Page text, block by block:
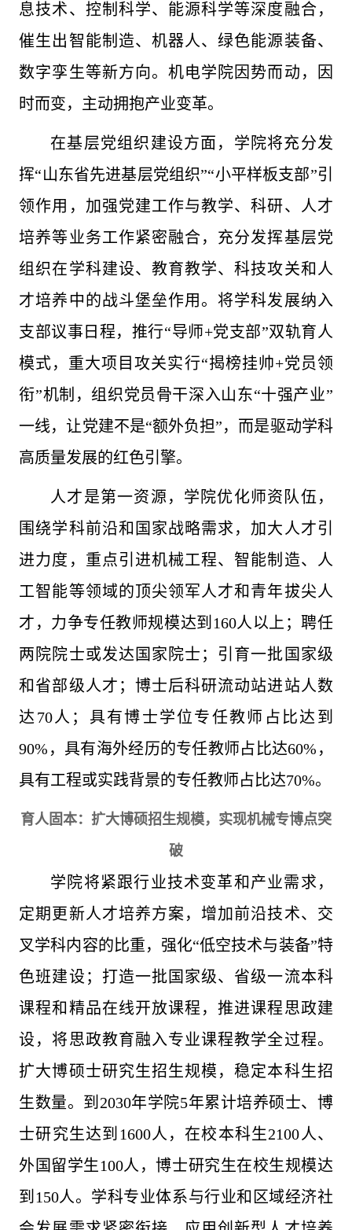
息技术、控制科学、能源科学等深度融合，
催生出智能制造、机器人、绿色能源装备、
数字孪生等新方向。机电学院因势而动，因
时而变，主动拥抱产业变革。
在基层党组织建设方面，学院将充分发
挥“山东省先进基层党组织”“小平样板支部”引
领作用，加强党建工作与教学、科研、人才
培养等业务工作紧密融合，充分发挥基层党
组织在学科建设、教育教学、科技攻关和人
才培养中的战斗堡垒作用。将学科发展纳入
支部议事日程，推行“导师+党支部”双轨育人
模式，重大项目攻关实行“揭榜挂帅+党员领
衔”机制，组织党员骨干深入山东“十强产业”
一线，让党建不是“额外负担”，而是驱动学科
高质量发展的红色引擎。
人才是第一资源，学院优化师资队伍，
围绕学科前沿和国家战略需求，加大人才引
进力度，重点引进机械工程、智能制造、人
工智能等领域的顶尖领军人才和青年拔尖人
才，力争专任教师规模达到160人以上；聘任
两院院士或发达国家院士；引育一批国家级
和省部级人才；博士后科研流动站进站人数
达70人；具有博士学位专任教师占比达到
90%，具有海外经历的专任教师占比达60%，
具有工程或实践背景的专任教师占比达70%。
育人固本：扩大博硕招生规模，实现机械专博点突
破
学院将紧跟行业技术变革和产业需求，
定期更新人才培养方案，增加前沿技术、交
叉学科内容的比重，强化“低空技术与装备”特
色班建设；打造一批国家级、省级一流本科
课程和精品在线开放课程，推进课程思政建
设，将思政教育融入专业课程教学全过程。
扩大博硕士研究生招生规模，稳定本科生招
生数量。到2030年学院5年累计培养硕士、博
士研究生达到1600人，在校本科生2100人、
外国留学生100人，博士研究生在校生规模达
到150人。学科专业体系与行业和区域经济社